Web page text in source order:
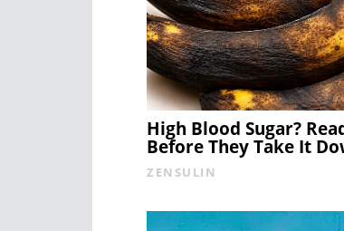
High Blood Sugar?
Before They Take It
ZENSULIN